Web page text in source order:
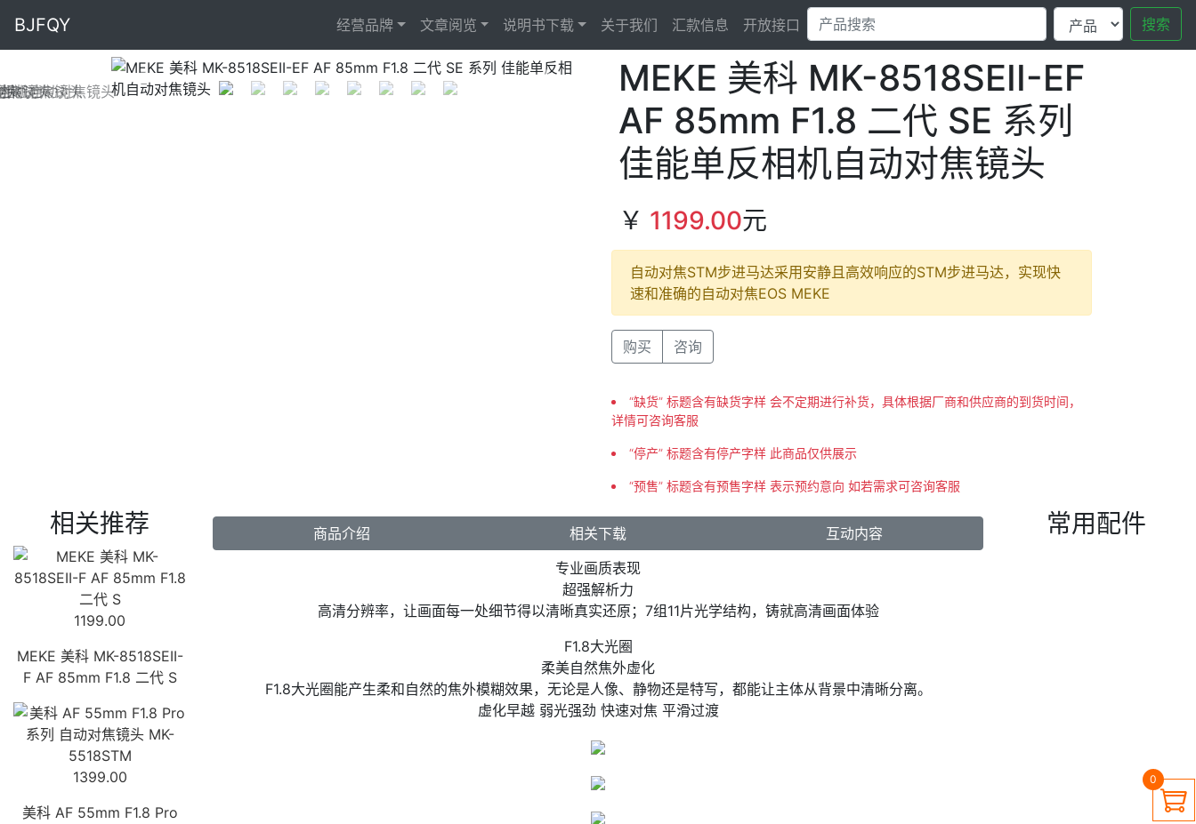
BJFQY 经营品牌 文章阅览 说明书下载 关于我们 汇款信息 开放接口 搜索

0
Previous
MEKE 美科 MK-8518SEII-EF
AF 85mm F1.8 二代 SE 系列
佳能单反相机自动对焦镜头
￥ 1199.00元
自动对焦STM步进马达采用安静且高效响应的STM步进马达，实现快
速和准确的自动对焦EOS MEKE
购买 咨询
“缺货” 标题含有缺货字样 会不定期进行补货，具体根据厂商和供应商的到货时间，
详情可咨询客服
“停产” 标题含有停产字样 此商品仅供展示
“预售” 标题含有预售字样 表示预约意向 如若需求可咨询客服
相关推荐
1199.00
MEKE 美科 MK-8518SEII-
F AF 85mm F1.8 二代 S
1399.00
美科 AF 55mm F1.8 Pro
商品介绍 相关下载
互动内容
专业画质表现
超强解析力
高清分辨率，让画面每一处细节得以清晰真实还原；7组11片光学结构，铸就高清画面体验
F1.8大光圈
柔美自然焦外虚化
F1.8大光圈能产生柔和自然的焦外模糊效果，无论是人像、静物还是特写，都能让主体从背景中清晰分离。
虚化早越 弱光强劲 快速对焦 平滑过渡
常用配件